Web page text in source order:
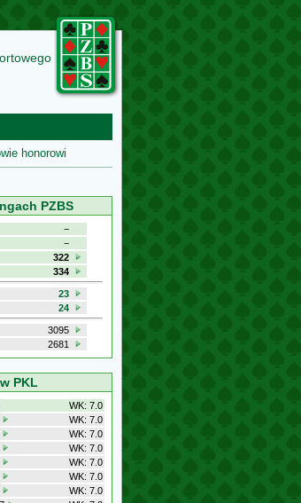
honorowi
PZBS
−
−
322
334
23
24
3095
2681
PKL
WK: 7.0
WK: 7.0
WK: 7.0
WK: 7.0
WK: 7.0
WK: 7.0
WK: 7.0